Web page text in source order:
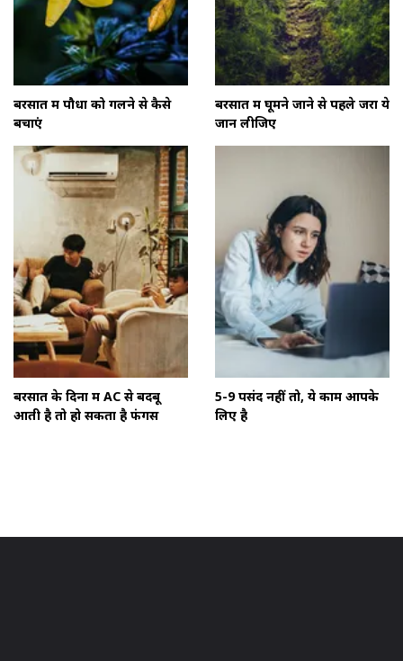
बरसात में पौधों को गलने से कैसे
बचाएं
बरसात में घूमने जाने से पहले जरा ये
जान लीजिए
बरसात के दिनों में AC से बदबू
आती है तो हो सकता है फंगस
5-9 पसंद नहीं तो, ये काम आपके
लिए है